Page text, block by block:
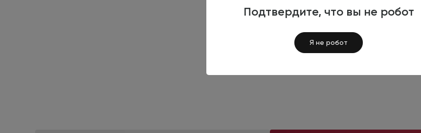
Подтвердите, что вы не робот
Я не робот